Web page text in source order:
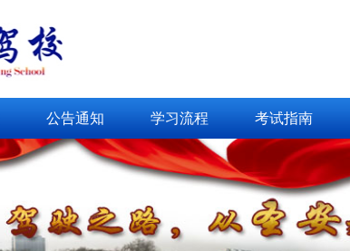
公告通知 学习流程 考试指南